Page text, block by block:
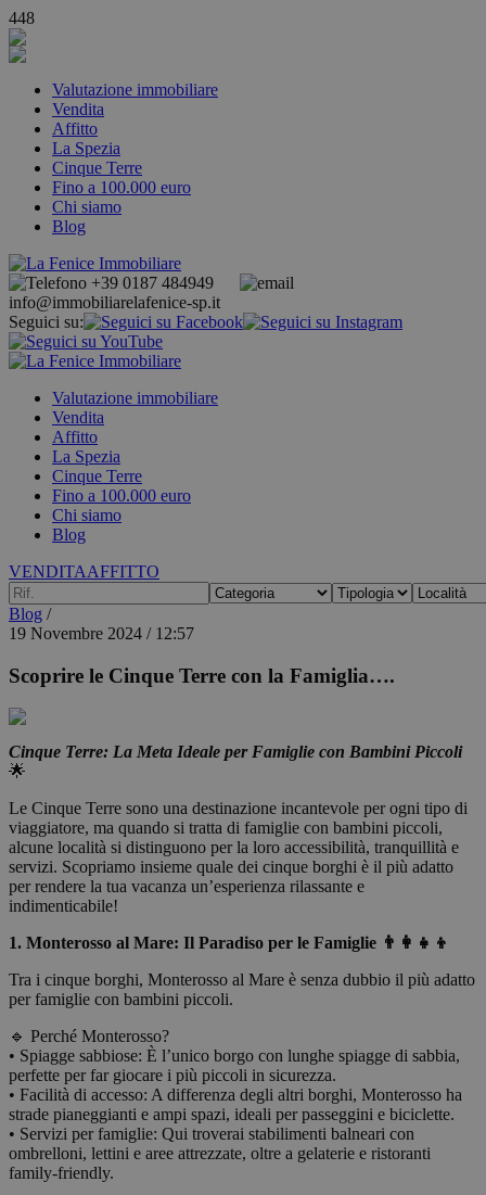
448
Valutazione immobiliare
Vendita
Affitto
La Spezia
Cinque Terre
Fino a 100.000 euro
Chi siamo
Blog
+39 0187 484949
info@immobiliarelafenice-sp.it
Seguici su:
Valutazione immobiliare
Vendita
Affitto
La Spezia
Cinque Terre
Fino a 100.000 euro
Chi siamo
Blog
VENDITAAFFITTO
Blog /
19 Novembre 2024 / 12:57
Scoprire le Cinque Terre con la Famiglia….
Cinque Terre: La Meta Ideale per Famiglie con Bambini Piccoli
🌟
Le Cinque Terre sono una destinazione incantevole per ogni tipo di
viaggiatore, ma quando si tratta di famiglie con bambini piccoli,
alcune località si distinguono per la loro accessibilità, tranquillità e
servizi. Scopriamo insieme quale dei cinque borghi è il più adatto
per rendere la tua vacanza un’esperienza rilassante e
indimenticabile!
1.⁠ ⁠Monterosso al Mare: Il Paradiso per le Famiglie 👨‍👩‍👧‍👦
Tra i cinque borghi, Monterosso al Mare è senza dubbio il più adatto
per famiglie con bambini piccoli.
🔹 Perché Monterosso?
• Spiagge sabbiose: È l’unico borgo con lunghe spiagge di sabbia,
perfette per far giocare i più piccoli in sicurezza.
• Facilità di accesso: A differenza degli altri borghi, Monterosso ha
strade pianeggianti e ampi spazi, ideali per passeggini e biciclette.
• Servizi per famiglie: Qui troverai stabilimenti balneari con
ombrelloni, lettini e aree attrezzate, oltre a gelaterie e ristoranti
family-friendly.